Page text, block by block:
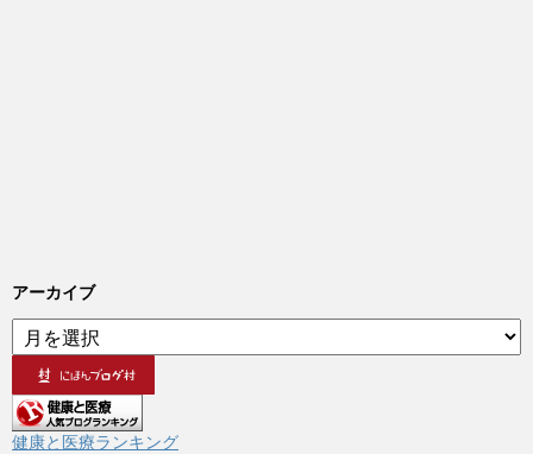
アーカイブ
ア
ー
イ
ブ
健康と医療ランキング